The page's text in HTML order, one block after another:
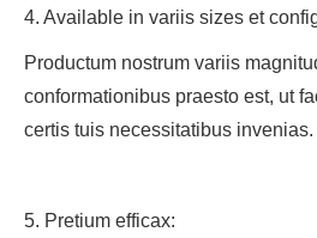
4. Available in variis sizes et
Productum nostrum variis
conformationibus praesto est, ut
certis tuis necessitatibus invenias.
5. Pretium efficax: